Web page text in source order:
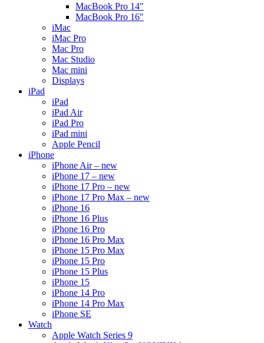
MacBook Pro 14″
MacBook Pro 16″
iMac
iMac Pro
Mac Pro
Mac Studio
Mac mini
Displays
iPad
iPad
iPad Air
iPad Pro
iPad mini
Apple Pencil
iPhone
iPhone Air – new
iPhone 17 – new
iPhone 17 Pro – new
iPhone 17 Pro Max – new
iPhone 16
iPhone 16 Plus
iPhone 16 Pro
iPhone 16 Pro Max
iPhone 15 Pro Max
iPhone 15 Pro
iPhone 15 Plus
iPhone 15
iPhone 14 Pro
iPhone 14 Pro Max
iPhone SE
Watch
Apple Watch Series 9